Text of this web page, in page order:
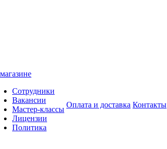
Сотрудники
Вакансии
Мастер-классы
Лицензии
Политика
Оплата и доставка Контакты